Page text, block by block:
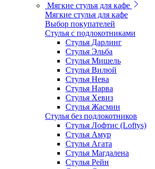
Мягкие стулья для кафе
Мягкие стулья для кафе
Выбор покупателей
Стулья с подлокотниками
Стулья Дарлинг
Стулья Эльба
Стулья Мишель
Стулья Вилюй
Стулья Нева
Стулья Нарва
Стулья Хевиз
Стулья Жасмин
Стулья без подлокотников
Стулья Лофтис (Loftys)
Стулья Амур
Стулья Агата
Стулья Магдалена
Стулья Рейн